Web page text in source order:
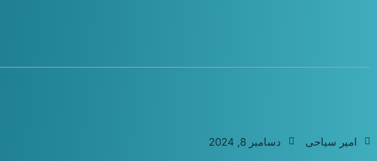
امیر سیاحی دسامبر 8, 2024